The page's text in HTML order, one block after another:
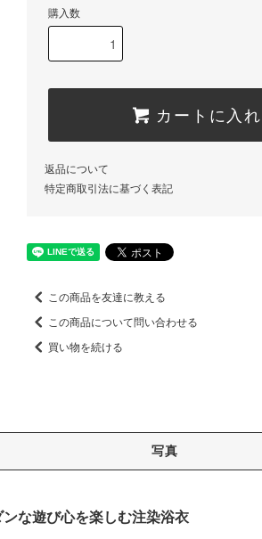
購入数
カートに入
返品について
特定商取引法に基づく表記
この商品を友達に教える
この商品について問い合わせる
買い物を続ける
写真
な遊び心を楽しむ注染浴衣